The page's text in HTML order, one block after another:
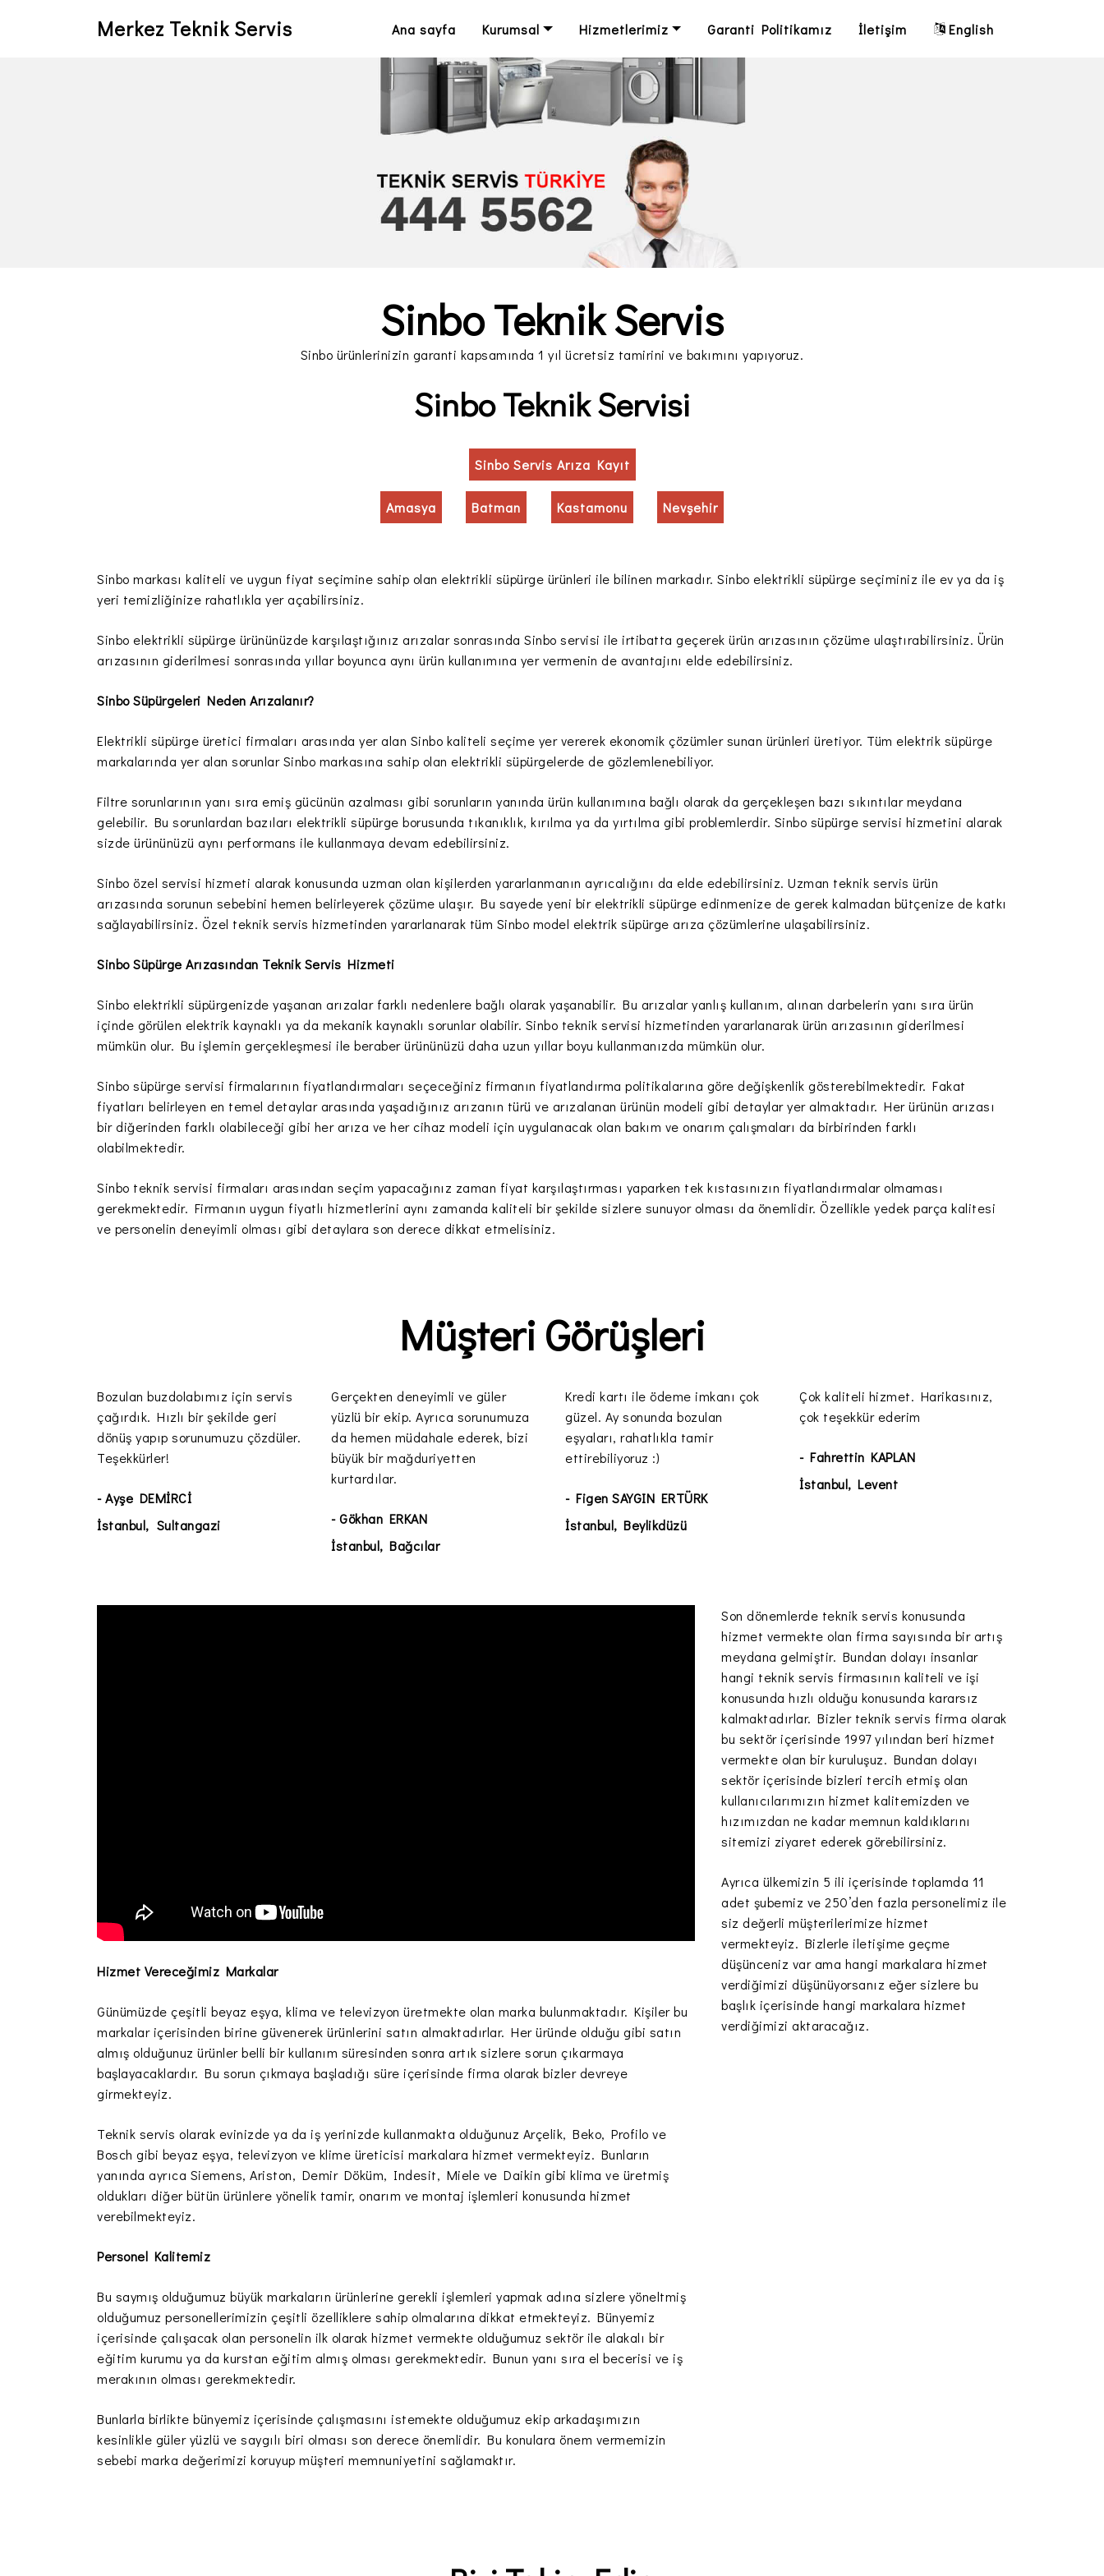
Merkez Teknik Servis Ana sayfa Kurumsal Hizmetlerimiz Garanti Politikamız İletişim English
Sinbo Teknik Servis
Sinbo ürünlerinizin garanti kapsamında 1 yıl ücretsiz tamirini ve bakımını yapıyoruz.
Sinbo Teknik Servisi
Sinbo Servis Arıza Kayıt
Amasya Batman Kastamonu Nevşehir
Sinbo markası kaliteli ve uygun fiyat seçimine sahip olan elektrikli süpürge ürünleri ile bilinen markadır. Sinbo elektrikli süpürge seçiminiz ile ev ya da iş
yeri temizliğinize rahatlıkla yer açabilirsiniz.
Sinbo elektrikli süpürge ürününüzde karşılaştığınız arızalar sonrasında Sinbo servisi ile irtibatta geçerek ürün arızasının çözüme ulaştırabilirsiniz. Ürün
arızasının giderilmesi sonrasında yıllar boyunca aynı ürün kullanımına yer vermenin de avantajını elde edebilirsiniz.
Sinbo Süpürgeleri Neden Arızalanır?
Elektrikli süpürge üretici firmaları arasında yer alan Sinbo kaliteli seçime yer vererek ekonomik çözümler sunan ürünleri üretiyor. Tüm elektrik süpürge
markalarında yer alan sorunlar Sinbo markasına sahip olan elektrikli süpürgelerde de gözlemlenebiliyor.
Filtre sorunlarının yanı sıra emiş gücünün azalması gibi sorunların yanında ürün kullanımına bağlı olarak da gerçekleşen bazı sıkıntılar meydana
gelebilir. Bu sorunlardan bazıları elektrikli süpürge borusunda tıkanıklık, kırılma ya da yırtılma gibi problemlerdir. Sinbo süpürge servisi hizmetini alarak
sizde ürününüzü aynı performans ile kullanmaya devam edebilirsiniz.
Sinbo özel servisi hizmeti alarak konusunda uzman olan kişilerden yararlanmanın ayrıcalığını da elde edebilirsiniz. Uzman teknik servis ürün
arızasında sorunun sebebini hemen belirleyerek çözüme ulaşır. Bu sayede yeni bir elektrikli süpürge edinmenize de gerek kalmadan bütçenize de katkı
sağlayabilirsiniz. Özel teknik servis hizmetinden yararlanarak tüm Sinbo model elektrik süpürge arıza çözümlerine ulaşabilirsiniz.
Sinbo Süpürge Arızasından Teknik Servis Hizmeti
Sinbo elektrikli süpürgenizde yaşanan arızalar farklı nedenlere bağlı olarak yaşanabilir. Bu arızalar yanlış kullanım, alınan darbelerin yanı sıra ürün
içinde görülen elektrik kaynaklı ya da mekanik kaynaklı sorunlar olabilir. Sinbo teknik servisi hizmetinden yararlanarak ürün arızasının giderilmesi
mümkün olur. Bu işlemin gerçekleşmesi ile beraber ürününüzü daha uzun yıllar boyu kullanmanızda mümkün olur.
Sinbo süpürge servisi firmalarının fiyatlandırmaları seçeceğiniz firmanın fiyatlandırma politikalarına göre değişkenlik gösterebilmektedir. Fakat
fiyatları belirleyen en temel detaylar arasında yaşadığınız arızanın türü ve arızalanan ürünün modeli gibi detaylar yer almaktadır. Her ürünün arızası
bir diğerinden farklı olabileceği gibi her arıza ve her cihaz modeli için uygulanacak olan bakım ve onarım çalışmaları da birbirinden farklı
olabilmektedir.
Sinbo teknik servisi firmaları arasından seçim yapacağınız zaman fiyat karşılaştırması yaparken tek kıstasınızın fiyatlandırmalar olmaması
gerekmektedir. Firmanın uygun fiyatlı hizmetlerini aynı zamanda kaliteli bir şekilde sizlere sunuyor olması da önemlidir. Özellikle yedek parça kalitesi
ve personelin deneyimli olması gibi detaylara son derece dikkat etmelisiniz.
Müşteri Görüşleri
Bozulan buzdolabımız için servis
çağırdık. Hızlı bir şekilde geri
dönüş yapıp sorunumuzu çözdüler.
Teşekkürler!
- Ayşe DEMİRCİ
İstanbul, Sultangazi
Gerçekten deneyimli ve güler
yüzlü bir ekip. Ayrıca sorunumuza
da hemen müdahale ederek, bizi
büyük bir mağduriyetten
kurtardılar.
- Gökhan ERKAN
İstanbul, Bağcılar
Kredi kartı ile ödeme imkanı çok
güzel. Ay sonunda bozulan
eşyaları, rahatlıkla tamir
ettirebiliyoruz :)
- Figen SAYGIN ERTÜRK
İstanbul, Beylikdüzü
Çok kaliteli hizmet. Harikasınız,
çok teşekkür ederim
- Fahrettin KAPLAN
İstanbul, Levent
Hizmet Vereceğimiz Markalar
Günümüzde çeşitli beyaz eşya, klima ve televizyon üretmekte olan marka bulunmaktadır. Kişiler bu
markalar içerisinden birine güvenerek ürünlerini satın almaktadırlar. Her üründe olduğu gibi satın
almış olduğunuz ürünler belli bir kullanım süresinden sonra artık sizlere sorun çıkarmaya
başlayacaklardır. Bu sorun çıkmaya başladığı süre içerisinde firma olarak bizler devreye
girmekteyiz.
Teknik servis olarak evinizde ya da iş yerinizde kullanmakta olduğunuz Arçelik, Beko, Profilo ve
Bosch gibi beyaz eşya, televizyon ve klime üreticisi markalara hizmet vermekteyiz. Bunların
yanında ayrıca Siemens, Ariston, Demir Döküm, Indesit, Miele ve Daikin gibi klima ve üretmiş
oldukları diğer bütün ürünlere yönelik tamir, onarım ve montaj işlemleri konusunda hizmet
verebilmekteyiz.
Personel Kalitemiz
Bu saymış olduğumuz büyük markaların ürünlerine gerekli işlemleri yapmak adına sizlere yöneltmiş
olduğumuz personellerimizin çeşitli özelliklere sahip olmalarına dikkat etmekteyiz. Bünyemiz
içerisinde çalışacak olan personelin ilk olarak hizmet vermekte olduğumuz sektör ile alakalı bir
eğitim kurumu ya da kurstan eğitim almış olması gerekmektedir. Bunun yanı sıra el becerisi ve iş
merakının olması gerekmektedir.
Bunlarla birlikte bünyemiz içerisinde çalışmasını istemekte olduğumuz ekip arkadaşımızın
kesinlikle güler yüzlü ve saygılı biri olması son derece önemlidir. Bu konulara önem vermemizin
sebebi marka değerimizi koruyup müşteri memnuniyetini sağlamaktır.
Son dönemlerde teknik servis konusunda
hizmet vermekte olan firma sayısında bir artış
meydana gelmiştir. Bundan dolayı insanlar
hangi teknik servis firmasının kaliteli ve işi
konusunda hızlı olduğu konusunda kararsız
kalmaktadırlar. Bizler teknik servis firma olarak
bu sektör içerisinde 1997 yılından beri hizmet
vermekte olan bir kuruluşuz. Bundan dolayı
sektör içerisinde bizleri tercih etmiş olan
kullanıcılarımızın hizmet kalitemizden ve
hızımızdan ne kadar memnun kaldıklarını
sitemizi ziyaret ederek görebilirsiniz.
Ayrıca ülkemizin 5 ili içerisinde toplamda 11
adet şubemiz ve 250’den fazla personelimiz ile
siz değerli müşterilerimize hizmet
vermekteyiz. Bizlerle iletişime geçme
düşünceniz var ama hangi markalara hizmet
verdiğimizi düşünüyorsanız eğer sizlere bu
başlık içerisinde hangi markalara hizmet
verdiğimizi aktaracağız.